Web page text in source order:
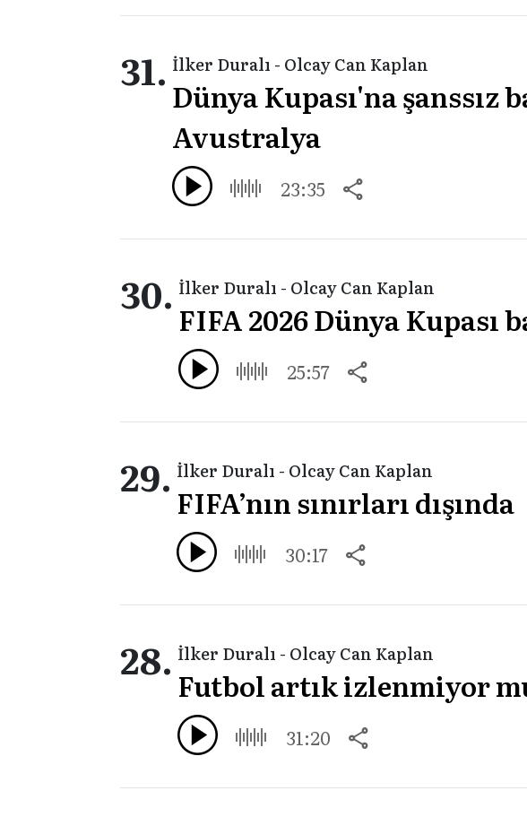
31. İlker Duralı - Olcay Can Kaplan
Dünya Kupası'na şanssız
Avustralya
23:35
30. İlker Duralı - Olcay Can Kaplan
FIFA 2026 Dünya Kupası
25:57
29. İlker Duralı - Olcay Can Kaplan
FIFA’nın sınırları dışında
30:17
28. İlker Duralı - Olcay Can Kaplan
Futbol artık izlenmiyor
31:20